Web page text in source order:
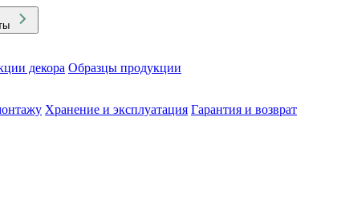
декора Образцы продукции
Хранение и эксплуатация Гарантия и возврат